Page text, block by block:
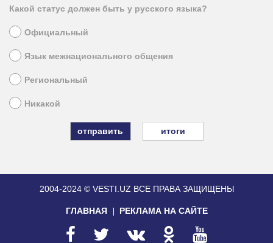
Какой статус должен быть у русского языка?
Официальный
Язык межнационального общения
Региональный
Никакой
итоги
2004-2024 © VESTI.UZ ВСЕ ПРАВА ЗАЩИЩЕНЫ
ГЛАВНАЯ РЕКЛАМА НА САЙТЕ